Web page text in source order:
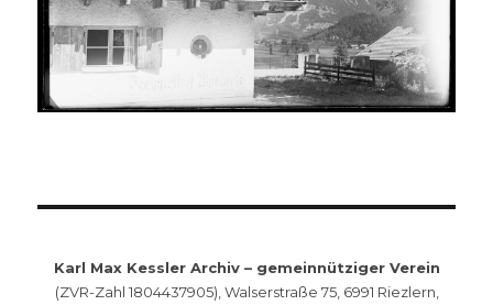
Karl Max Kessler Archiv – gemeinnütziger Verein
(ZVR-Zahl 1804437905), Walserstraße 75, 6991 Riezlern,